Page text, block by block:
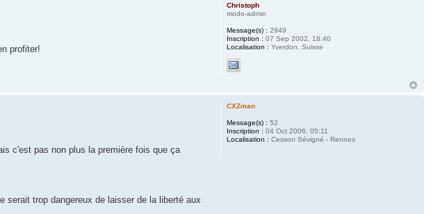
profiter!
Christoph
modo-admin
Message(s) : 2949
Inscription : 07 Sep 2002, 18:40
Localisation : Yverdon, Suisse
c'est pas non plus la première fois que ça
serait trop dangereux de laisser de la liberté aux
CXZman
Message(s) : 52
Inscription : 04 Oct 2006, 05:11
Localisation : Cesson Sévigné - Rennes